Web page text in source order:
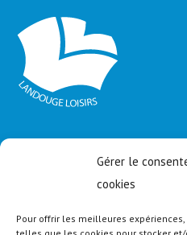
Gérer le
cookies
Pour offrir les meilleures
Conditions générales
Mentions Légales